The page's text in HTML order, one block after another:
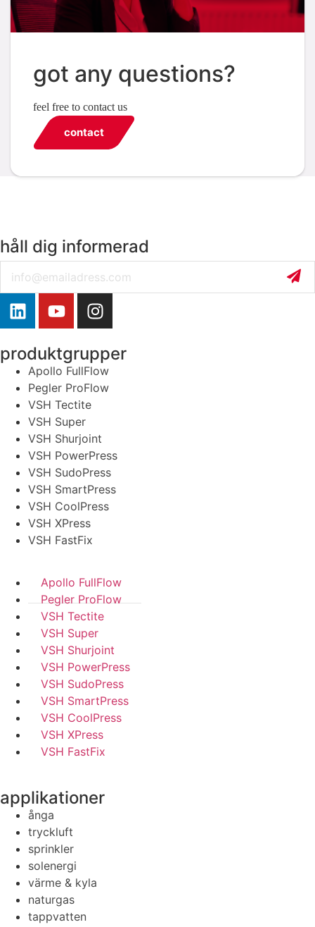
got any questions?
feel free to contact us
contact
håll dig informerad
produktgrupper
Apollo FullFlow
Pegler ProFlow
VSH Tectite
VSH Super
VSH Shurjoint
VSH PowerPress
VSH SudoPress
VSH SmartPress
VSH CoolPress
VSH XPress
VSH FastFix
Apollo FullFlow
Pegler ProFlow
VSH Tectite
VSH Super
VSH Shurjoint
VSH PowerPress
VSH SudoPress
VSH SmartPress
VSH CoolPress
VSH XPress
VSH FastFix
applikationer
ånga
tryckluft
sprinkler
solenergi
värme & kyla
naturgas
tappvatten